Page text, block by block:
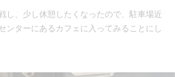
し、少し休憩したくなったので、駐車場近
ンターにあるカフェに入ってみることにし